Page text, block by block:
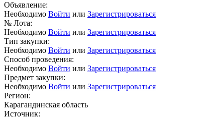
Объявление:
Необходимо Войти или Зарегистрироваться
№ Лота:
Необходимо Войти или Зарегистрироваться
Тип закупки:
Необходимо Войти или Зарегистрироваться
Способ проведения:
Необходимо Войти или Зарегистрироваться
Предмет закупки:
Необходимо Войти или Зарегистрироваться
Регион:
Карагандинская область
Источник: